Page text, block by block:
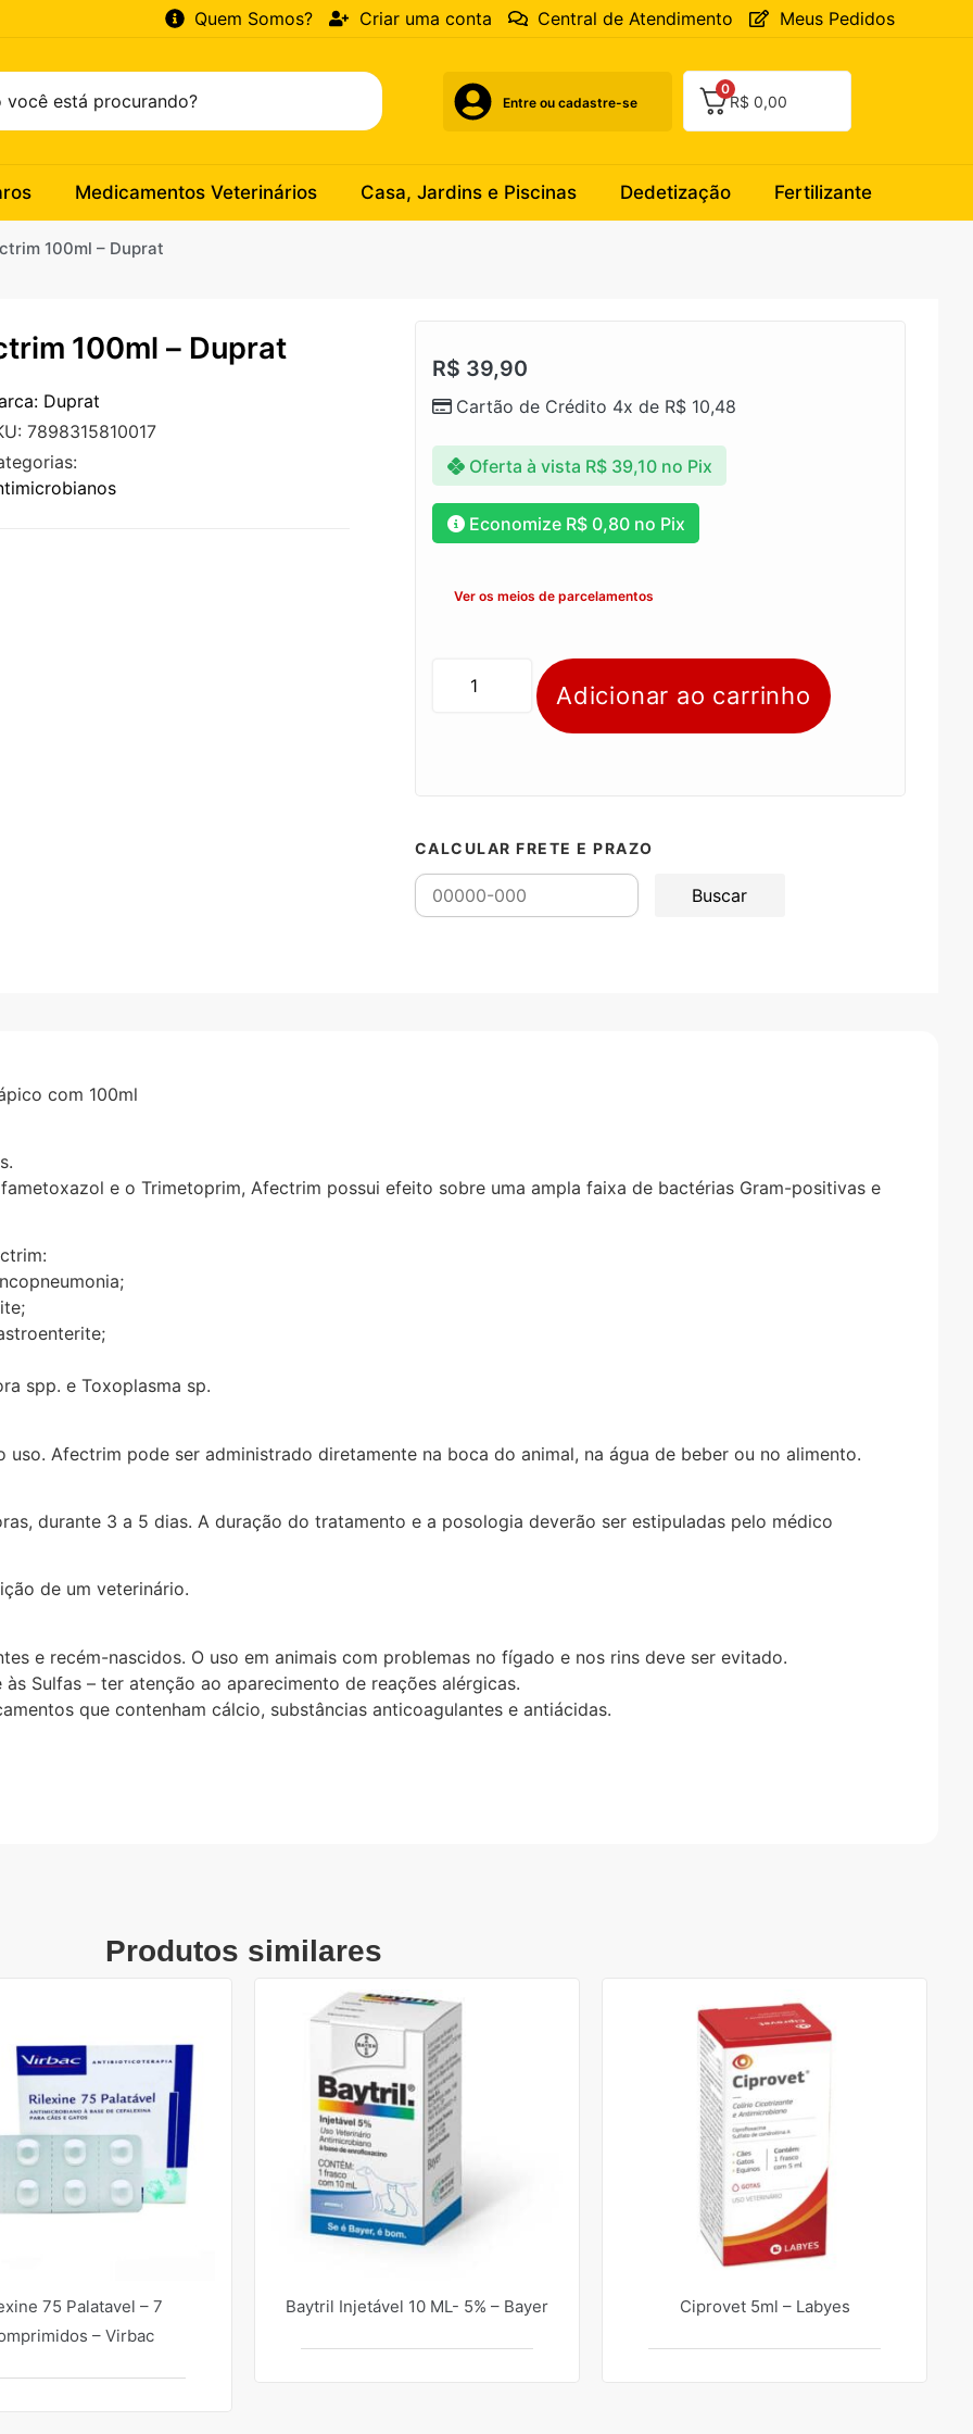
Quem Somos? Criar uma conta Central de Atendimento Meus Pedidos
Entre ou cadastre-se
0
R$ 0,00
Medicamentos Veterinários Casa, Jardins e Piscinas Dedetização Fertilizante
100ml – Duprat
100ml – Duprat
Duprat
7898315810017
R$ 39,90
Cartão de Crédito 4x de R$10,48
Oferta à vista R$39,10 no Pix
Economize R$0,80no Pix
Ver os meios de parcelamentos
Adicionar ao carrinho
CALCULAR FRETE E PRAZO
com 100ml
e o Trimetoprim, Afectrim possui efeito sobre uma ampla faixa de bactérias Gram-positivas e
spp. e Toxoplasma sp.
Afectrim pode ser administrado diretamente na boca do animal, na água de beber ou no alimento.
durante 3 a 5 dias. A duração do tratamento e a posologia deverão ser estipuladas pelo médico
de um veterinário.
e recém-nascidos. O uso em animais com problemas no fígado e nos rins deve ser evitado.
Sulfas – ter atenção ao aparecimento de reações alérgicas.
que contenham cálcio, substâncias anticoagulantes e antiácidas.
Produtos similares
75 Palatavel – 7
– Virbac
Baytril Injetável 10 ML- 5% – Bayer Ciprovet 5ml – Labyes